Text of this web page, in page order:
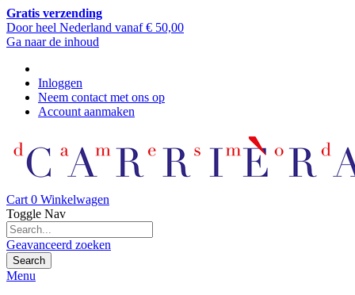
Gratis verzending
Door heel Nederland vanaf € 50,00
Ga naar de inhoud
Inloggen
Neem contact met ons op
Account aanmaken
Cart 0 Winkelwagen
Toggle Nav
Geavanceerd zoeken
Search
Menu